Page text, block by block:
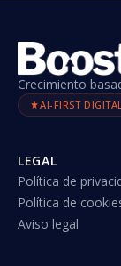
Crecimiento
AI-FIRST
LEGAL
Política de
Política de
Aviso legal